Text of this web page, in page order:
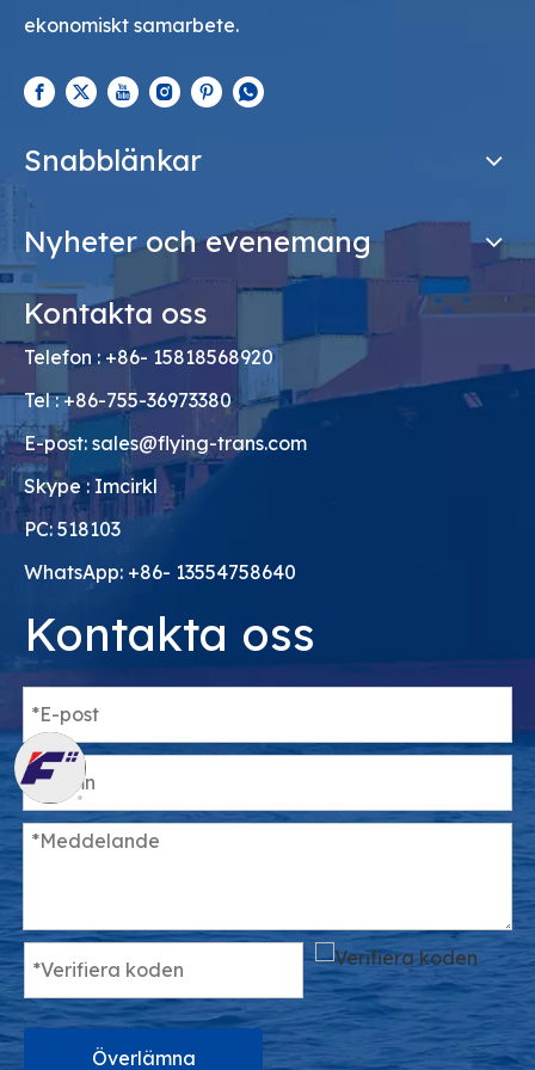
ekonomiskt samarbete.
Snabblänkar
Nyheter och evenemang
Kontakta oss
Telefon : +86- 15818568920
Tel : +86-755-36973380
E-post: sales@flying-trans.com
Skype : Imcirkl
PC: 518103
WhatsApp: +86- 13554758640
Kontakta oss
Överlämna